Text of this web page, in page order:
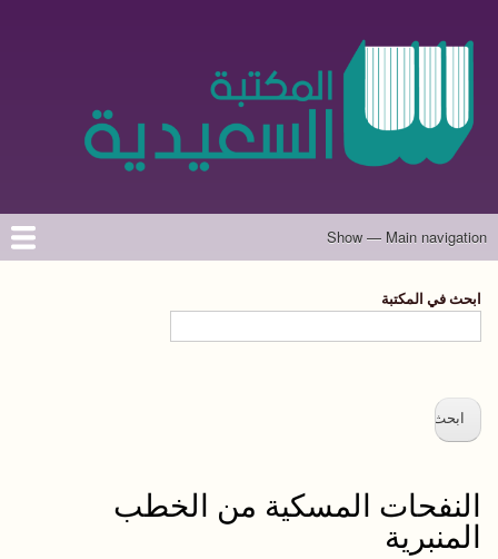
الرئيسي
Main
Show — Main navigation
الرئيسية
المؤلفون
تواصل معنا
حول الموقع
ابحث في المكتبة
النفحات المسكية من الخطب
المنبرية